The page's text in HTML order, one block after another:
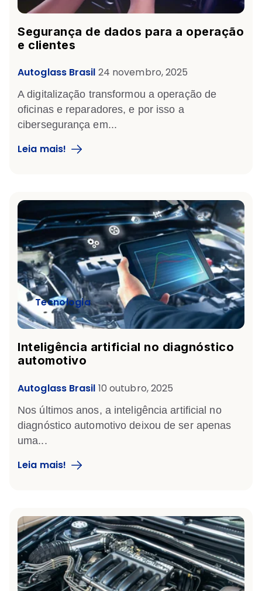
Segurança de dados para a operação
e clientes
Autoglass Brasil 24 novembro, 2025
A digitalização transformou a operação de
oficinas e reparadores, e por isso a
cibersegurança em...
Leia mais!
Tecnologia
Inteligência artificial no diagnóstico
automotivo
Autoglass Brasil 10 outubro, 2025
Nos últimos anos, a inteligência artificial no
diagnóstico automotivo deixou de ser apenas
uma...
Leia mais!